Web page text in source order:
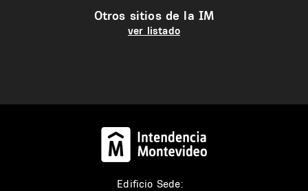
Otros sitios de la IM
ver listado
Edificio Sede: